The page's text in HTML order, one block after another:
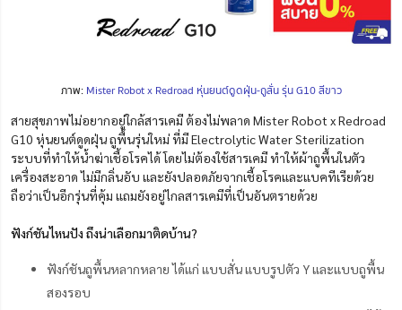
ภาพ: Mister Robot x Redroad หุ่นยนต์ดูดฝุ่น-ถูสั่น รุ่น G10 สีขาว
สายสุขภาพไม่อยากอยู่ใกล้สารเคมี ต้องไม่พลาด Mister Robot x Redroad
G10 หุ่นยนต์ดูดฝุ่น ถูพื้นรุ่นใหม่ ที่มี Electrolytic Water Sterilization
ระบบที่ทำให้น้ำฆ่าเชื้อโรคได้ โดยไม่ต้องใช้สารเคมี ทำให้ผ้าถูพื้นในตัว
เครื่องสะอาด ไม่มีกลิ่นอับ และยังปลอดภัยจากเชื้อโรคและแบคทีเรียด้วย
ถือว่าเป็นอีกรุ่นที่คุ้ม แถมยังอยู่ไกลสารเคมีที่เป็นอันตรายด้วย
ฟังก์ชันไหนปัง ถึงน่าเลือกมาติดบ้าน?
ฟังก์ชันถูพื้นหลากหลาย ได้แก่ แบบสั่น แบบรูปตัว Y และแบบถูพื้น
สองรอบ